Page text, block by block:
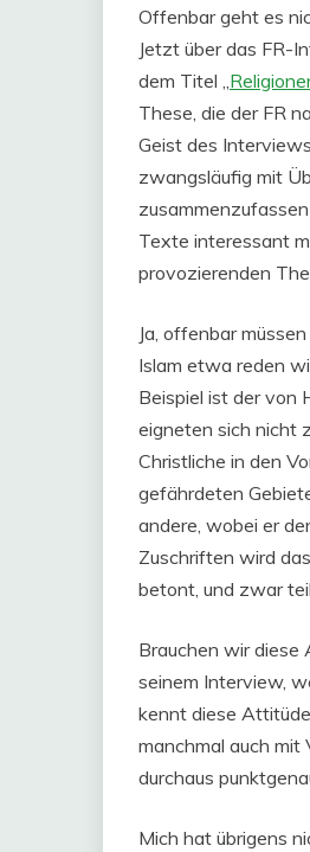
Offenbar geht es
Jetzt über das FR-
dem Titel „
These, die der FR
Geist des
zwangsläufig mit
Texte interessant
provozierenden
Ja, offenbar
Islam etwa reden
Beispiel ist der von
eigneten sich nicht
Christliche in den
gefährdeten
andere, wobei er
Zuschriften wird
betont, und zwar
Brauchen wir diese
seinem Interview,
kennt diese
manchmal auch
durchaus
Mich hat übrigens